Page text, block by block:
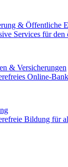
& Öffentliche
Services für den
& Versicherungen
Online-
Bildung für